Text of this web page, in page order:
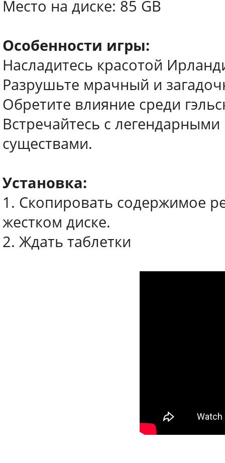
Место на диске: 85 GB
Особенности игры:
Насладитесь красотой
Разрушьте мрачный и
Обретите влияние среди
Встречайтесь с
существами.
Установка:
1. Скопировать содержимое
жестком диске.
2. Ждать таблетки